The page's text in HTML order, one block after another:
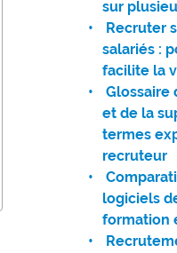
sur
Recruter
salariés :
facilite la
Glossaire
et de la
termes
recruteur
logiciels
formation